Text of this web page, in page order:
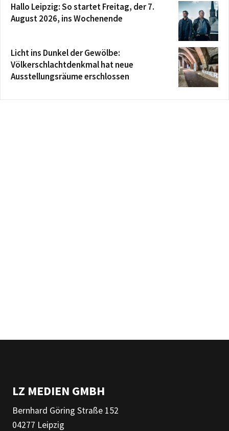
Hallo Leipzig: So startet Freitag, der 7.
August 2026, ins Wochenende
Licht ins Dunkel der Gewölbe:
Völkerschlachtdenkmal hat neue
Ausstellungsräume erschlossen
LZ MEDIEN GMBH
Bernhard Göring Straße 152
04277 Leipzig